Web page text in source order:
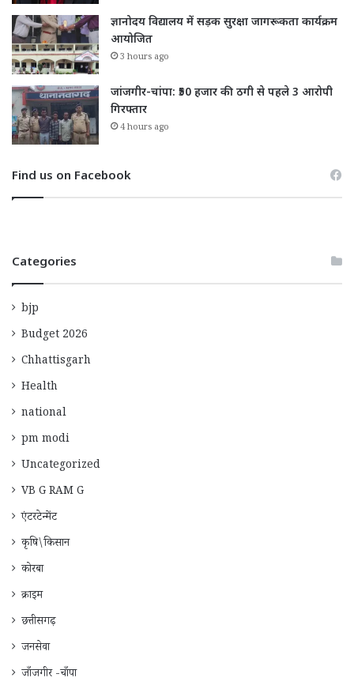
ज्ञानोदय विद्यालय में सड़क सुरक्षा जागरूकता कार्यक्रम
आयोजित
3 hours ago
जांजगीर-चांपा: ₹50 हजार की ठगी से पहले 3 आरोपी
गिरफ्तार
4 hours ago
Find us on Facebook
Categories
bjp
Budget 2026
Chhattisgarh
Health
national
pm modi
Uncategorized
VB G RAM G
एंटरटेन्मेंट
कृषि\किसान
कोरबा
क्राइम
छत्तीसगढ़
जनसेवा
जाँजगीर -चाँपा